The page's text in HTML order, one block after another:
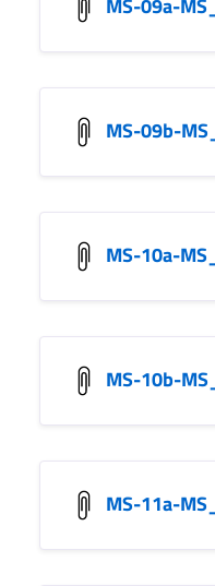
MS-09b-
MS-10a-
MS-10b-
MS-11a-